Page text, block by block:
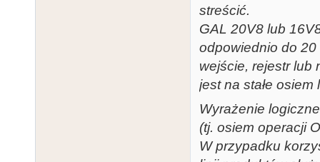
streścić.
GAL 20V8 lub
odpowiednio do 20
wejście, rejestr lub
jest na stałe
Wyrażenie
(tj. osiem operacji
W przypadku